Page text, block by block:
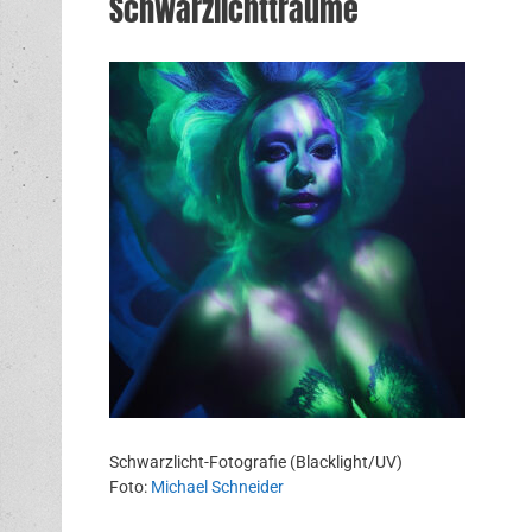
Schwarzlichtträume
Schwarzlicht-Fotografie (Blacklight/UV)
Foto: Michael Schneider